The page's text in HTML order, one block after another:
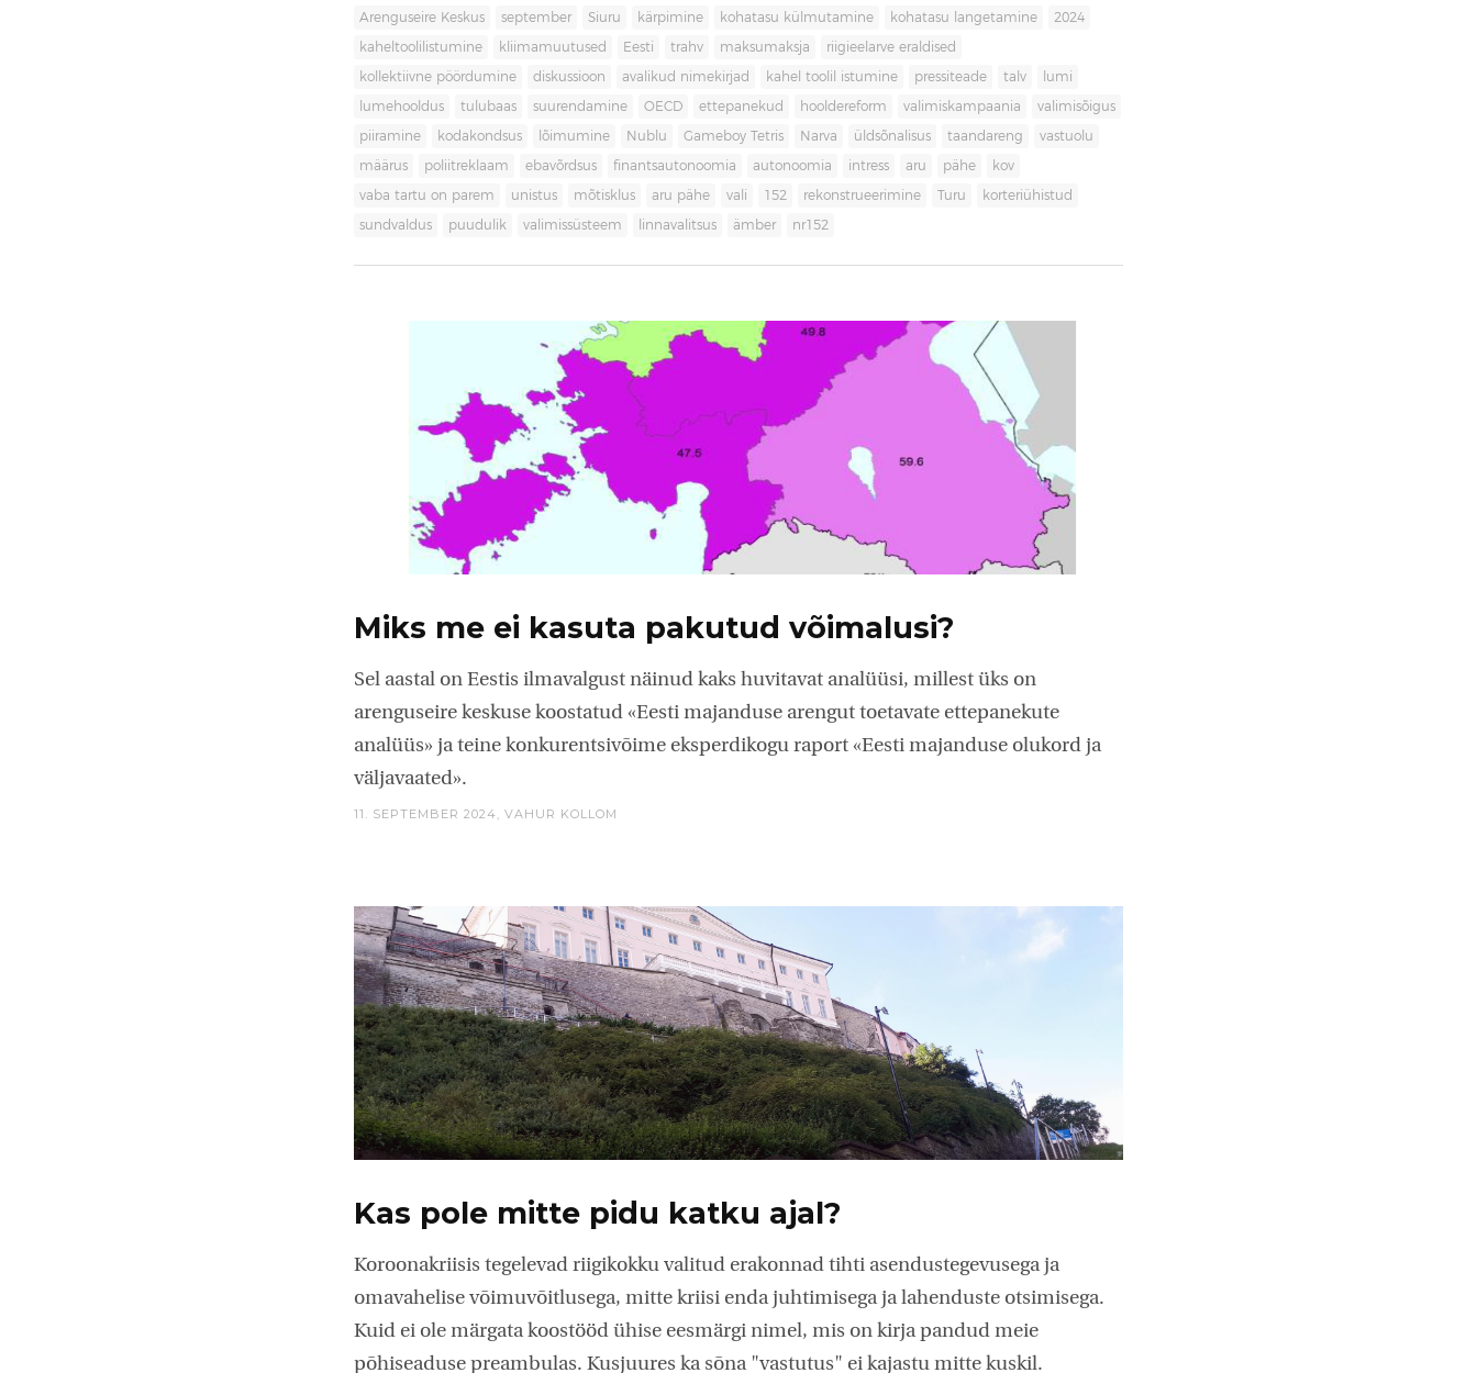
Arenguseire Keskus september Siuru kärpimine kohatasu külmutamine kohatasu langetamine 2024
kaheltoolilistumine kliimamuutused Eesti trahv maksumaksja riigieelarve eraldised
kollektiivne pöördumine diskussioon avalikud nimekirjad kahel toolil istumine pressiteade talv lumi
lumehooldus tulubaas suurendamine OECD ettepanekud hooldereform valimiskampaania valimisõigus
piiramine kodakondsus lõimumine Nublu Gameboy Tetris Narva üldsõnalisus taandareng vastuolu
määrus poliitreklaam ebavõrdsus finantsautonoomia autonoomia intress aru pähe kov
vaba tartu on parem unistus mõtisklus aru pähe vali 152 rekonstrueerimine Turu korteriühistud
sundvaldus puudulik valimissüsteem linnavalitsus ämber nr152
Miks me ei kasuta pakutud võimalusi?
Sel aastal on Eestis ilmavalgust näinud kaks huvitavat analüüsi, millest üks on
arenguseire keskuse koostatud «Eesti majanduse arengut toetavate ettepanekute
analüüs» ja teine konkurentsivõime eksperdikogu raport «Eesti majanduse olukord ja
väljavaated».
11. SEPTEMBER 2024, VAHUR KOLLOM
Kas pole mitte pidu katku ajal?
Koroonakriisis tegelevad riigikokku valitud erakonnad tihti asendustegevusega ja
omavahelise võimuvõitlusega, mitte kriisi enda juhtimisega ja lahenduste otsimisega.
Kuid ei ole märgata koostööd ühise eesmärgi nimel, mis on kirja pandud meie
põhiseaduse preambulas. Kusjuures ka sõna "vastutus" ei kajastu mitte kuskil.